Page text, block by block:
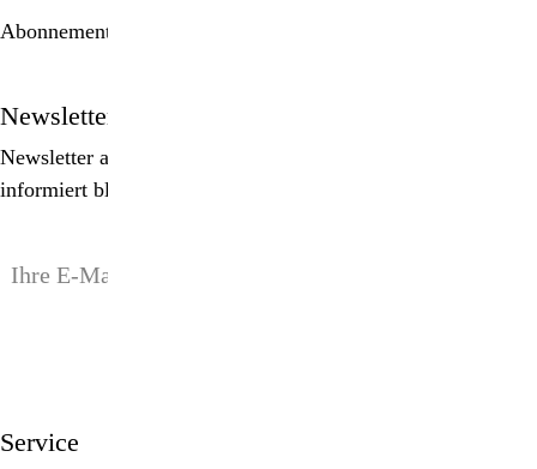
Abonnement bestellen
Newsletter
Newsletter abonnieren, Spezialangebote erhalten und
informiert bleiben!
Service